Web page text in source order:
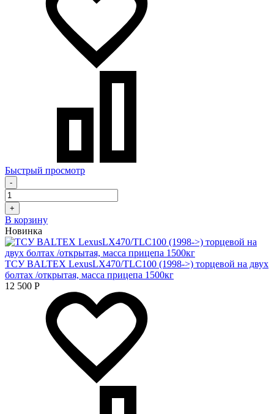
Быстрый просмотр
-
+
В корзину
Новинка
ТСУ BALTEX LexusLX470/TLC100 (1998->) торцевой на двух
болтах /открытая, масса прицепа 1500кг
12 500 Р